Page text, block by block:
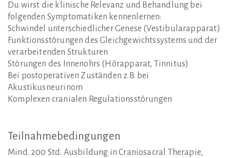
Du wirst die klinische Relevanz und Behandlung bei
folgenden Symptomatiken kennenlernen:
Schwindel unterschiedlicher Genese (Vestibularapparat)
Funktionsstörungen des Gleichgewichtssystems und der
verarbeitenden Strukturen
Störungen des Innenohrs (Hörapparat, Tinnitus)
Bei postoperativen Zuständen z.B. bei
Akustikusneurinom
Komplexen cranialen Regulationsstörungen
Teilnahmebedingungen
Mind. 200 Std. Ausbildung in Craniosacral Therapie,